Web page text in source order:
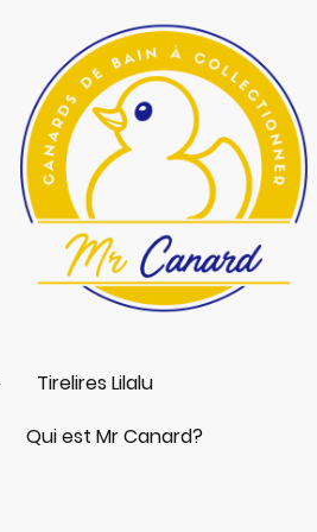
Tirelires Lilalu
Qui est Mr Canard?